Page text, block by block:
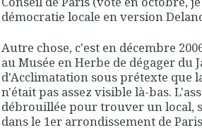
démocratie locale en version
Autre chose, c'est en décembre
au Musée en Herbe de dégager du
d'Acclimatation sous prétexte que
n'était pas assez visible là-bas.
débrouillée pour trouver un local,
dans le 1er arrondissement de